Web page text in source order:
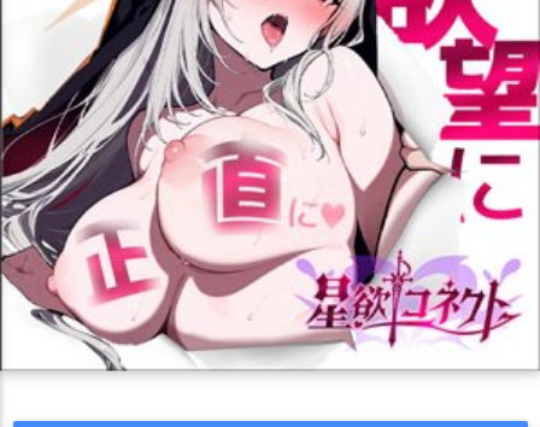
伊原木ヨシミ
伊草ハルカ 伊落マリー
佐城トモエ
元宮チアキ
内海アオバ 円堂シミコ
剣先ツルギ
勇美カエデ
勘解由小路ユカリ 十六夜ノノミ
千鳥ミチル
古関ウイ
各務チヒロ 合歓垣フブキ
和楽チセ
和泉元エイミ
土生アザミ
多面指し将棋部のモブ
夜桜キララ
大野ツクヨ 天地ニヤ 天童アリス
天見ノドカ
天雨アコ
奥空アヤネ 女先生 姫木メル
宇沢レイサ
守月スズミ
安守ミノリ 室笠アカネ 小塗マキ
小鈎ハレ
小鳥遊ホシノ
尾刃カンナ 岩櫃アユム
川流シノン
御稜ナグサ
愛清フウカ 戒野ミサキ
扇喜アオイ
早瀬ユウカ
明星ヒマリ 春原ココナ 春原シュン
ボールギャグ
マイクロ水着 メイド メガネ
メスガキ
ラブラブ
リョナ レズ 中出し 乱交 二穴
処女
制服
口内射精 和服・着物 噴乳 堕落 妄想
妊娠
媚薬・催眠
寝取られ 寝顔 尻穴 巨乳 布コキ
拘束
撮影
水着 淫乱 爆乳 犬耳 獣姦 獣耳
男受け
目隠し
睡姦 素股 羞恥 褐色肌 触手 調教
足コキ
顔射 おまけ付き キス 画集
2023年夏コミ(C102)
巨乳
むちむち 汗だく 複数人プレイ
イラマチオ
パイズリ
バック おしっこ ぶっかけ 尻穴
中出し
フェラ
二穴 合意なし 口内射精 かわいい
絵が上手い